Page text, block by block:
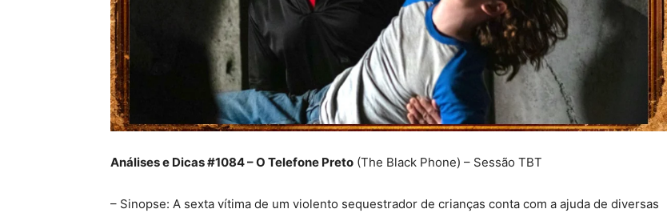
Análises e Dicas #1084 – O Telefone Preto (The Black Phone) – Sessão TBT
– Sinopse: A sexta vítima de um violento sequestrador de crianças conta com a ajuda de diversas